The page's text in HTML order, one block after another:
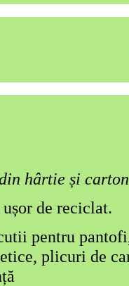
manipularea
hârtie și carton
de reciclat.
pentru
plicuri de
ță